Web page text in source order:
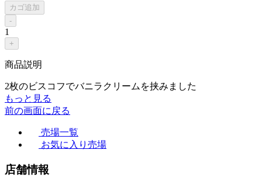
カゴ追加
-
1
+
商品説明
2枚のビスコフでバニラクリームを挟みました
もっと見る
前の画面に戻る
売場一覧
お気に入り売場
店舗情報